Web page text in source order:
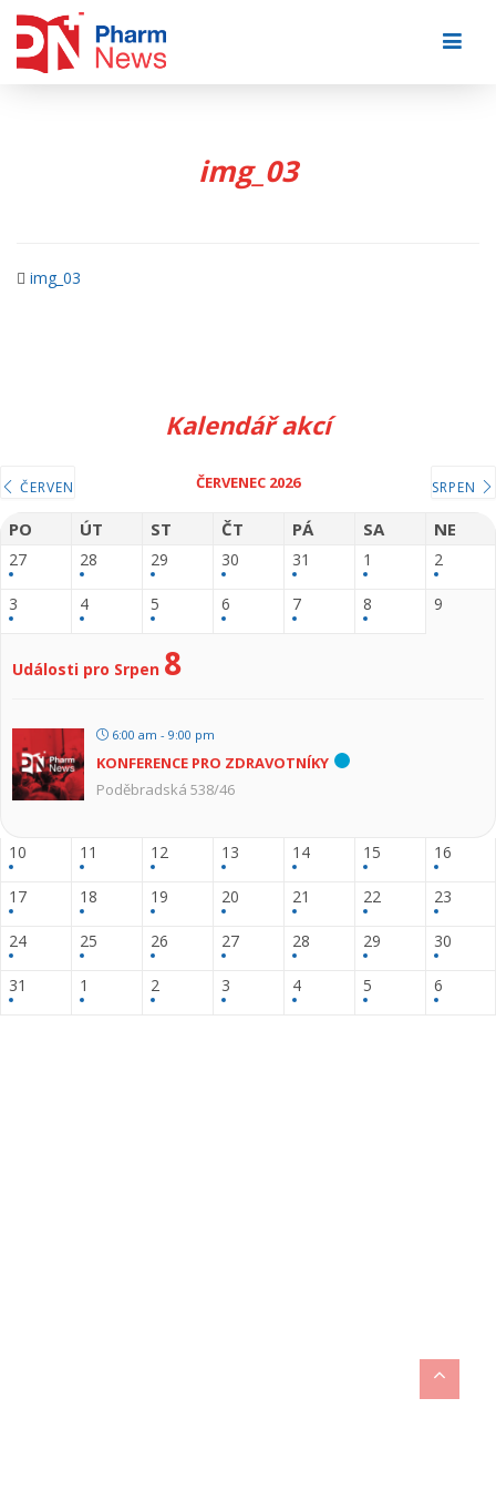
img_03
img_03
Kalendář akcí
ČERVEN ČERVENEC 2026 SRPEN
PO ÚT ST ČT PÁ SA NE
27 28 29 30 31 1 2
3 4 5 6 7 8 9
Události pro Srpen 8
6:00 am - 9:00 pm
KONFERENCE PRO ZDRAVOTNÍKY
Poděbradská 538/46
10 11 12 13 14 15 16
17 18 19 20 21 22 23
24 25 26 27 28 29 30
31 1 2 3 4 5 6